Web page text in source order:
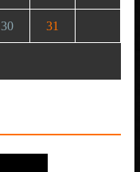
30 31